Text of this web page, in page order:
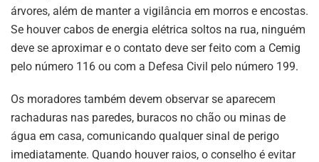
árvores, além de manter a vigilância em morros e encostas.
Se houver cabos de energia elétrica soltos na rua, ninguém
deve se aproximar e o contato deve ser feito com a Cemig
pelo número 116 ou com a Defesa Civil pelo número 199.
Os moradores também devem observar se aparecem
rachaduras nas paredes, buracos no chão ou minas de
água em casa, comunicando qualquer sinal de perigo
imediatamente. Quando houver raios, o conselho é evitar